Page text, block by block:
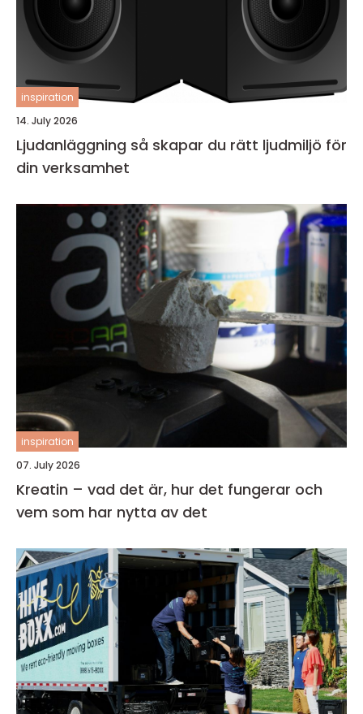
inspiration
14. July 2026
Ljudanläggning så skapar du rätt ljudmiljö för
din verksamhet
inspiration
07. July 2026
Kreatin – vad det är, hur det fungerar och
vem som har nytta av det